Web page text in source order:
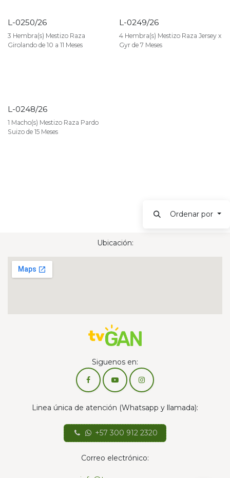
L-0250/26
3 Hembra(s) Mestizo Raza
Girolando de 10 a 11 Meses
L-0249/26
4 Hembra(s) Mestizo Raza Jersey x
Gyr de 7 Meses
VENDIDO
L-0248/26
1 Macho(s) Mestizo Raza Pardo
Suizo de 15 Meses
Ordenar por
Ubicación:
Siguenos en:
Linea única de atención (Whatsapp y llamada):
+57 300 912 2320
Correo electrónico: